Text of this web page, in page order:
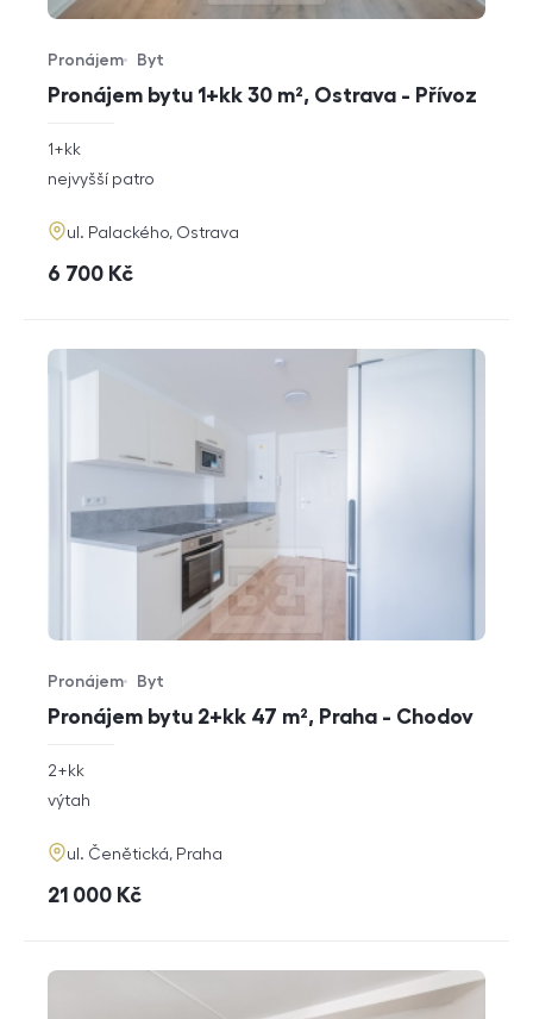
Pronájem bytu 1+kk 30 m², Ostrava - Přívoz
Typ nabídky
Pronájem
Typ nemovitosti
Byt
rozměry
dispozice
1+kk
funkce
nejvyšší patro
adresa
ul. Palackého, Ostrava
cena
6 700 Kč
Pronájem bytu 2+kk 47 m², Praha - Chodov
Typ nabídky
Pronájem
Typ nemovitosti
Byt
rozměry
dispozice
2+kk
funkce
výtah
adresa
ul. Čenětická, Praha
cena
21 000 Kč